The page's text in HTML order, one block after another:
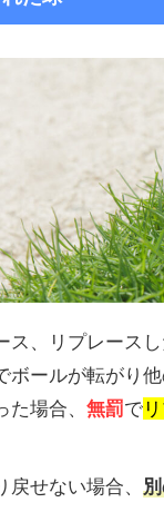
ス、リプレース
ボールが転がり
場合、 無罰で
せない場合、